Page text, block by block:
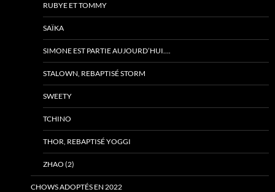
RUBYE ET TOMMY
SAÏKA
SIMONE EST PARTIE AUJOURD’HUI….
STALOWN, REBAPTISÉ STORM
SWEETY
TCHINO
THOR, REBAPTISÉ YOGGI
ZHAO (2)
CHOWS ADOPTÉS EN 2022